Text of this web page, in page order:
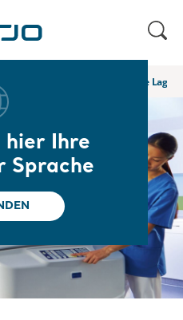
hier Ihre
Sprache
Die neue S3-Leitlinie